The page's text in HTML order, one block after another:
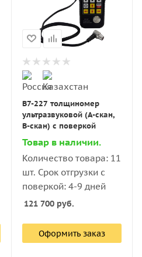
В7-227 толщиномер
ультразвуковой (А-скан,
В-скан) с поверкой
Товар в наличии.
Количество товара: 11
шт. Срок отгрузки с
поверкой: 4-9 дней
121 700руб.
Оформить заказ